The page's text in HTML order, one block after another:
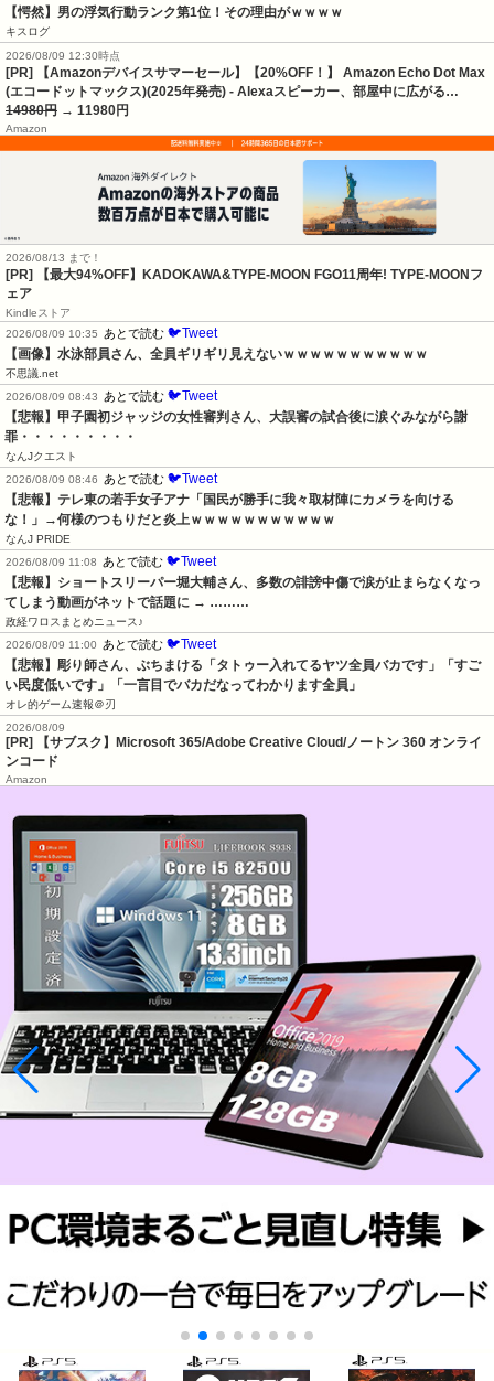
【愕然】男の浮気行動ランク第1位！その理由がｗｗｗｗ
キスログ
2026/08/09 12:30時点
[PR] 【Amazonデバイスサマーセール】【20%OFF！】 Amazon Echo Dot Max
(エコードットマックス)(2025年発売) - Alexaスピーカー、部屋中に広がる…
14980円 → 11980円
Amazon
2026/08/13 まで！
[PR]
【最大94%OFF】KADOKAWA&TYPE-MOON FGO11周年! TYPE-MOONフ
ェア
Kindleストア
2026/08/09 10:35
あとで読む 🐦Tweet
【画像】水泳部員さん、全員ギリギリ見えないｗｗｗｗｗｗｗｗｗｗｗ
不思議.net
2026/08/09 08:43
あとで読む 🐦Tweet
【悲報】甲子園初ジャッジの女性審判さん、大誤審の試合後に涙ぐみながら謝
罪・・・・・・・・・
なんJクエスト
2026/08/09 08:46
あとで読む 🐦Tweet
【悲報】テレ東の若手女子アナ「国民が勝手に我々取材陣にカメラを向ける
な！」→何様のつもりだと炎上ｗｗｗｗｗｗｗｗｗｗｗ
なんJ PRIDE
2026/08/09 11:08
あとで読む 🐦Tweet
【悲報】ショートスリーパー堀大輔さん、多数の誹謗中傷で涙が止まらなくなっ
てしまう動画がネットで話題に → ………
政経ワロスまとめニュース♪
2026/08/09 11:00
あとで読む 🐦Tweet
【悲報】彫り師さん、ぶちまける「タトゥー入れてるヤツ全員バカです」「すご
い民度低いです」「一言目でバカだなってわかります全員」
オレ的ゲーム速報＠刃
2026/08/09
[PR] 【サブスク】Microsoft 365/Adobe Creative Cloud/ノートン 360 オンライ
ンコード
Amazon